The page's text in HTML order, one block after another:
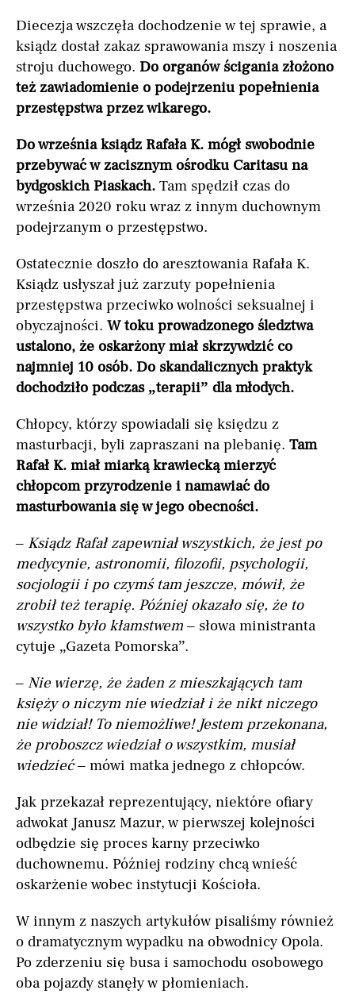
Diecezja wszczęła dochodzenie w tej sprawie, a
ksiądz dostał zakaz sprawowania mszy i noszenia
stroju duchowego. Do organów ścigania złożono
też zawiadomienie o podejrzeniu popełnienia
przestępstwa przez wikarego.
Do września ksiądz Rafała K. mógł swobodnie
przebywać w zacisznym ośrodku Caritasu na
bydgoskich Piaskach. Tam spędził czas do
września 2020 roku wraz z innym duchownym
podejrzanym o przestępstwo.
Ostatecznie doszło do aresztowania Rafała K.
Ksiądz usłyszał już zarzuty popełnienia
przestępstwa przeciwko wolności seksualnej i
obyczajności. W toku prowadzonego śledztwa
ustalono, że oskarżony miał skrzywdzić co
najmniej 10 osób. Do skandalicznych praktyk
dochodziło podczas „terapii” dla młodych.
Chłopcy, którzy spowiadali się księdzu z
masturbacji, byli zapraszani na plebanię. Tam
Rafał K. miał miarką krawiecką mierzyć
chłopcom przyrodzenie i namawiać do
masturbowania się w jego obecności.
– Ksiądz Rafał zapewniał wszystkich, że jest po
medycynie, astronomii, filozofii, psychologii,
socjologii i po czymś tam jeszcze, mówił, że
zrobił też terapię. Później okazało się, że to
wszystko było kłamstwem– słowa ministranta
cytuje „Gazeta Pomorska”.
– Nie wierzę, że żaden z mieszkających tam
księży o niczym nie wiedział i że nikt niczego
nie widział! To niemożliwe! Jestem przekonana,
że proboszcz wiedział o wszystkim, musiał
wiedzieć– mówi matka jednego z chłopców.
Jak przekazał reprezentujący, niektóre ofiary
adwokat Janusz Mazur, w pierwszej kolejności
odbędzie się proces karny przeciwko
duchownemu. Później rodziny chcą wnieść
oskarżenie wobec instytucji Kościoła.
W innym z naszych artykułów pisaliśmy również
o dramatycznym wypadku na obwodnicy Opola.
Po zderzeniu się busa i samochodu osobowego
oba pojazdy stanęły w płomieniach.